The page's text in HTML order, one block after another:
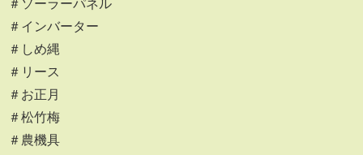
＃ソーラーパネル
＃インバーター
＃しめ縄
＃リース
＃お正月
＃松竹梅
＃農機具